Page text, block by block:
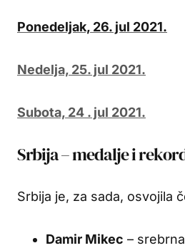
Ponedeljak, 26. jul 2021.
Nedelja, 25. jul 2021.
Subota, 24 . jul 2021.
Srbija – medalje i
Srbija je, za sada, osvojila
Damir Mikec –